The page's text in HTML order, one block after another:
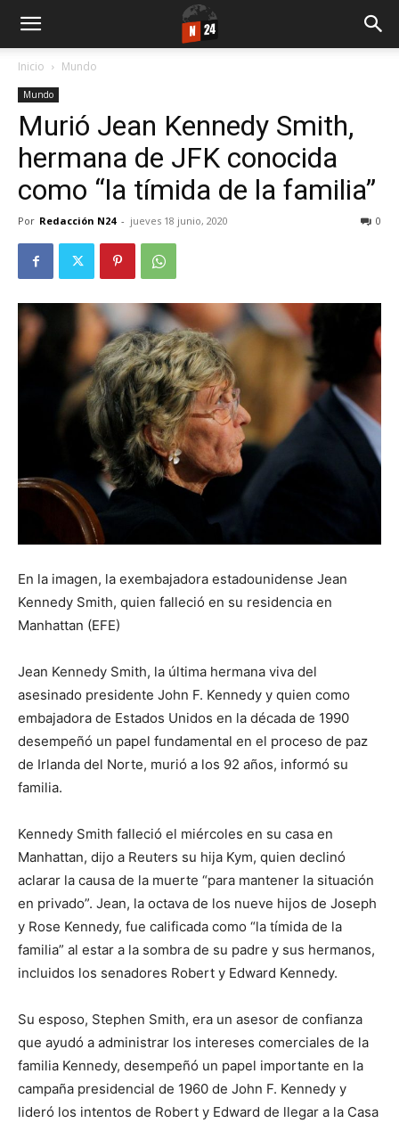
Inicio Mundo
Mundo
Murió Jean Kennedy Smith,
hermana de JFK conocida
como “la tímida de la familia”
Por Redacción N24 - jueves 18 junio, 2020 0
En la imagen, la exembajadora estadounidense Jean
Kennedy Smith, quien falleció en su residencia en
Manhattan (EFE)
Jean Kennedy Smith, la última hermana viva del
asesinado presidente John F. Kennedy y quien como
embajadora de Estados Unidos en la década de 1990
desempeñó un papel fundamental en el proceso de paz
de Irlanda del Norte, murió a los 92 años, informó su
familia.
Kennedy Smith falleció el miércoles en su casa en
Manhattan, dijo a Reuters su hija Kym, quien declinó
aclarar la causa de la muerte “para mantener la situación
en privado”. Jean, la octava de los nueve hijos de Joseph
y Rose Kennedy, fue calificada como “la tímida de la
familia” al estar a la sombra de su padre y sus hermanos,
incluidos los senadores Robert y Edward Kennedy.
Su esposo, Stephen Smith, era un asesor de confianza
que ayudó a administrar los intereses comerciales de la
familia Kennedy, desempeñó un papel importante en la
campaña presidencial de 1960 de John F. Kennedy y
lideró los intentos de Robert y Edward de llegar a la Casa